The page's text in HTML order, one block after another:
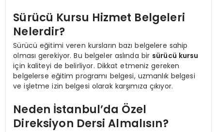
Sürücü Kursu Hizmet Belgeleri
Nelerdir?
Sürücü eğitimi veren kursların bazı belgelere sahip
olması gerekiyor. Bu belgeler aslında bir sürücü kursu
için kaliteyi de belirliyor. Dikkat etmeniz gereken
belgelerse eğitim programı belgesi, uzmanlık belgesi
ve işletme izin belgesi olarak karşımıza çıkıyor.
Neden İstanbul’da Özel
Direksiyon Dersi Almalısın?